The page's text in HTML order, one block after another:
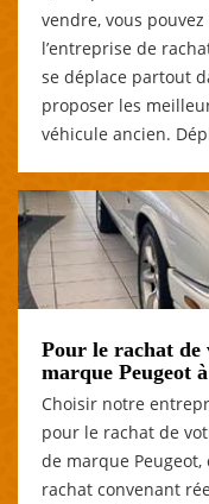
vendre, vous
l’entreprise de
se déplace partout
proposer les
véhicule ancien.
Pour le rachat de
marque Peugeot
Choisir notre
pour le rachat de
de marque Peugeot,
rachat convenant